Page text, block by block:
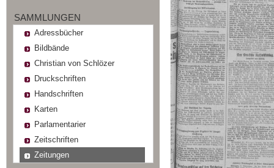
SAMMLUNGEN
Adressbücher
Bildbände
Christian von Schlözer
Druckschriften
Handschriften
Karten
Parlamentarier
Zeitschriften
Zeitungen